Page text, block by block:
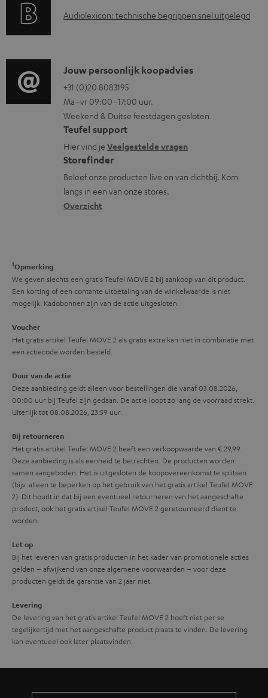
n
r
m
a
t
i
e
n
e
i
n
f
o
r
m
a
A
i
o
g
l
o
s
s
a
r
Audiolexicon: technische begrippen snel uitgelegd
C
o
n
t
a
c
t
i
n
m
a
i
e
Jouw persoonlijk koopadvies
+31 (0)20 8083195
Ma–vr 09:00–17:00 uur.
Weekend & Duitse feestdagen gesloten
Teufel support
Hier vind je Veelgestelde vragen
Storefinder
Beleef onze producten live en van dichtbij. Kom
langs in een van onze stores.
Overzicht
1Opmerking
We geven slechts een gratis Teufel MOVE 2 bij aankoop van dit product.
Een korting of een contante uitbetaling van de winkelwaarde is niet
mogelijk. Kadobonnen zijn van de actie uitgesloten.
Voucher
Het gratis artikel Teufel MOVE 2 als gratis extra kan niet in combinatie met
een actiecode worden besteld.
Duur van de actie
Deze aanbieding geldt alleen voor bestellingen die vanaf 03.08.2026,
00:00 uur bij Teufel zijn gedaan. De actie loopt zo lang de voorraad strekt.
Uiterlijk tot 08.08.2026, 23:59 uur.
Bij retourneren
Het gratis artikel Teufel MOVE 2 heeft een verkoopwaarde van € 29,99.
Deze aanbieding is als eenheid te betrachten. De producten worden
samen aangeboden. Het is uitgesloten de koopovereenkomst te splitsen
(bijv. alleen te beperken op het gebruik van het gratis artikel Teufel MOVE
2). Dit houdt in dat bij een eventueel retourneren van het aangeschafte
product, ook het gratis artikel Teufel MOVE 2 geretourneerd dient te
worden.
Let op
Bij het leveren van gratis producten in het kader van promotionele acties
gelden – afwijkend van onze algemene voorwaarden – voor deze
producten geldt de garantie van 2 jaar niet.
Levering
De levering van het gratis artikel Teufel MOVE 2 hoeft niet per se
tegelijkertijd met het aangeschafte product plaats te vinden. De levering
kan eventueel ook later plaatsvinden.